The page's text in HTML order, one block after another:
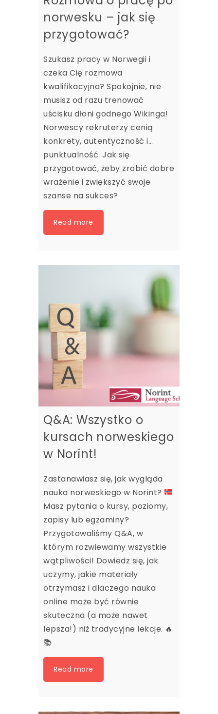
norwesku – jak się
przygotować?
Szukasz pracy w Norwegii i
czeka Cię rozmowa
kwalifikacyjna? Spokojnie, nie
musisz od razu trenować
uścisku dłoni godnego Wikinga!
Norwescy rekruterzy cenią
konkrety, autentyczność i…
punktualność. Jak się
przygotować, żeby zrobić dobre
wrażenie i zwiększyć swoje
szanse na sukces?
Read more
Q&A: Wszystko o
kursach norweskiego
w Norint!
Zastanawiasz się, jak wygląda
nauka norweskiego w Norint?
Masz pytania o kursy, poziomy,
zapisy lub egzaminy?
Przygotowaliśmy Q&A, w
którym rozwiewamy wszystkie
wątpliwości! Dowiedz się, jak
uczymy, jakie materiały
otrzymasz i dlaczego nauka
online może być równie
skuteczna (a może nawet
lepsza!) niż tradycyjne lekcje. 🔥
📚
Read more